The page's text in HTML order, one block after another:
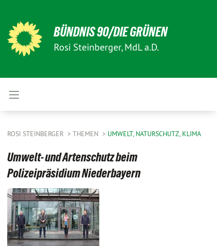
BÜNDNIS 90/DIE GRÜNEN
Rosi Steinberger, MdL a.D.
ROSI STEINBERGER THEMEN UMWELT, NATURSCHUTZ, KLIMA
Umwelt- und Artenschutz beim
Polizeipräsidium Niederbayern